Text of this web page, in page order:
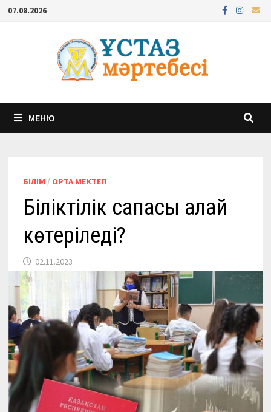
Перейти
содержимому
07.08.2026
МЕНЮ
БІЛІМ / ОРТА МЕКТЕП
Біліктілік сапасы қалай
көтеріледі?
02.11.2023